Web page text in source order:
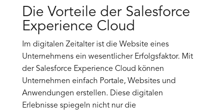
Die Vorteile der Salesforce
Experience Cloud
Im digitalen Zeitalter ist die Website eines
Unternehmens ein wesentlicher Erfolgsfaktor. Mit
der Salesforce Experience Cloud können
Unternehmen einfach Portale, Websites und
Anwendungen erstellen. Diese digitalen
Erlebnisse spiegeln nicht nur die